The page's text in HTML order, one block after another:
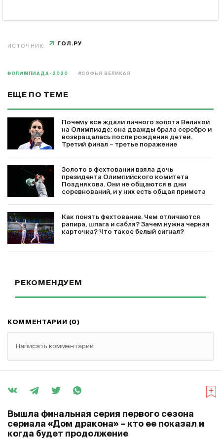
ИСТОЧНИК: ГОЛ.РУ
#ОЛИМПИАДА-2020 #СОФЬЯ ВЕЛИКАЯ
ЕЩЕ ПО ТЕМЕ
Почему все ждали личного золота Великой
на Олимпиаде: она дважды брала серебро и
возвращалась после рождения детей.
Третий финал – третье поражение
Золото в фехтовании взяла дочь
президента Олимпийского комитета
Позднякова. Они не общаются в дни
соревнований, и у них есть общая примета
Как понять фехтование. Чем отличаются
рапира, шпага и сабля? Зачем нужна черная
карточка? Что такое белый сигнал?
РЕКОМЕНДУЕМ
КОММЕНТАРИИ (0)
Написать комментарий
Вышла финальная серия первого сезона
сериала «Дом дракона» – кто ее показал и
когда будет продолжение